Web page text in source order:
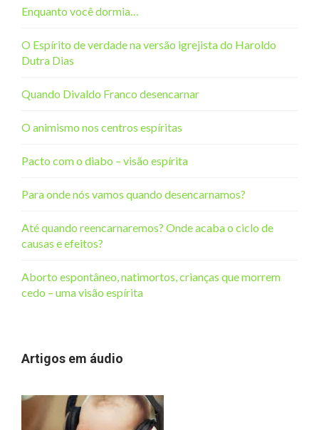
Enquanto você dormia…
O Espírito de verdade na versão igrejista do Haroldo
Dutra Dias
Quando Divaldo Franco desencarnar
O animismo nos centros espíritas
Pacto com o diabo – visão espírita
Para onde nós vamos quando desencarnamos?
Até quando reencarnaremos? Onde acaba o ciclo de
causas e efeitos?
Aborto espontâneo, natimortos, crianças que morrem
cedo – uma visão espírita
Artigos em áudio